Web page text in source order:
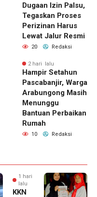
Dugaan Izin Palsu,
Tegaskan Proses
Perizinan Harus
Lewat Jalur Resmi
20 Redaksi
2 hari lalu
Hampir Setahun
Pascabanjir, Warga
Arabungong Masih
Menunggu
Bantuan Perbaikan
Rumah
10 Redaksi
1 hari
lalu
KKN